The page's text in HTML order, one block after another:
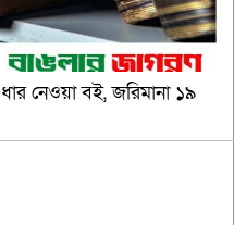
নেওয়া বই, জরিমানা ১৯